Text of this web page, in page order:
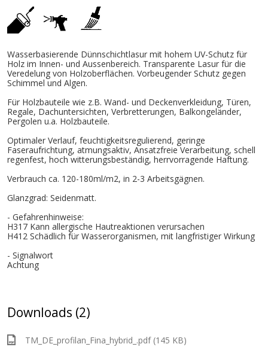
Wasserbasierende Dünnschichtlasur mit hohem UV-Schutz für
Holz im Innen- und Aussenbereich. Transparente Lasur für die
Veredelung von Holzoberflächen. Vorbeugender Schutz gegen
Schimmel und Algen.
Für Holzbauteile wie z.B. Wand- und Deckenverkleidung, Türen,
Regale, Dachuntersichten, Verbretterungen, Balkongeländer,
Pergolen u.a. Holzbauteile.
Optimaler Verlauf, feuchtigkeitsregulierend, geringe
Faseraufrichtung, atmungsaktiv, Ansatzfreie Verarbeitung, schell
regenfest, hoch witterungsbeständig, herrvorragende Haftung.
Verbrauch ca. 120-180ml/m2, in 2-3 Arbeitsgägnen.
Glanzgrad: Seidenmatt.
- Gefahrenhinweise:
H317 Kann allergische Hautreaktionen verursachen
H412 Schädlich für Wasserorganismen, mit langfristiger Wirkung
- Signalwort
Achtung
Downloads (2)
TM_DE_profilan_Fina_hybrid_.pdf (145 KB)